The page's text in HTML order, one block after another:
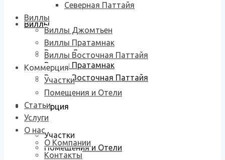
Виллы
Виллы Джомтьен
Виллы Пратамнак
Виллы Восточная Паттайя
Коммерция
Участки
Помещения и Отели
Северная Паттайя
Виллы
Виллы Джомтьен
Виллы Пратамнак
Виллы Восточная Паттайя
Коммерция
Участки
Помещения и Отели
Статьи
Услуги
О нас
О Компании
Контакты